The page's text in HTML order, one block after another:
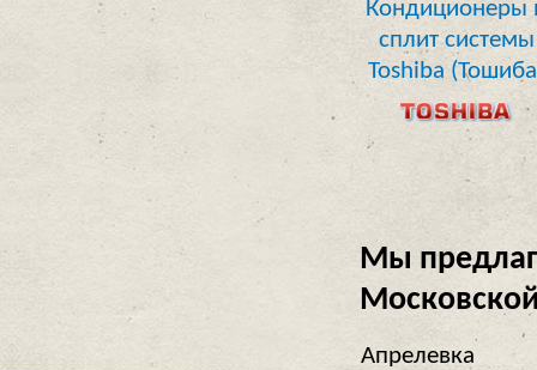
Кондиционеры
сплит системы
Toshiba
Мы
Апрелевка